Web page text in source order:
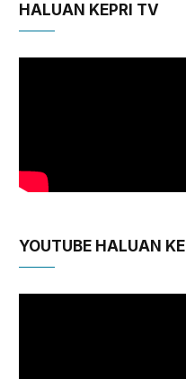
HALUAN KEPRI TV
YOUTUBE HALUAN